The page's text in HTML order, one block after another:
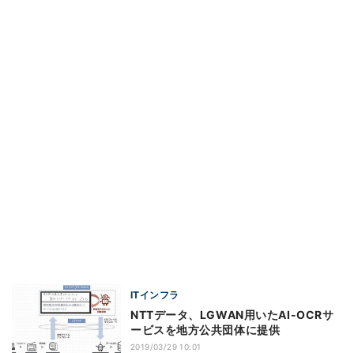
ITインフラ
NTTデータ、LGWAN用いたAI-OCRサ
ービスを地方公共団体に提供
2019/03/29 10:01